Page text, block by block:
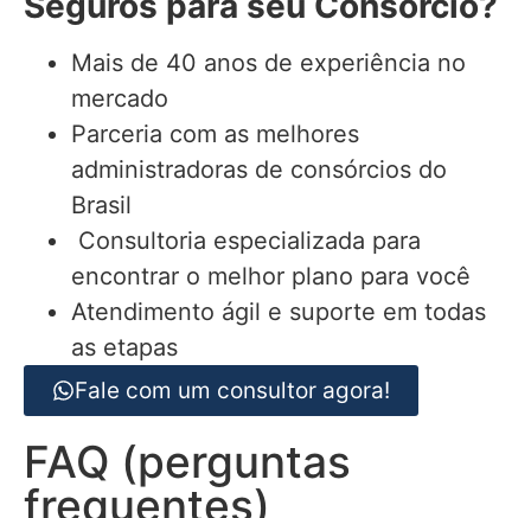
Mais de 40 anos de experiência no
mercado
Parceria com as melhores
administradoras de consórcios do
Brasil
Consultoria especializada para
encontrar o melhor plano para você
Atendimento ágil e suporte em todas
as etapas
Fale com um consultor agora!
FAQ (perguntas
frequentes)